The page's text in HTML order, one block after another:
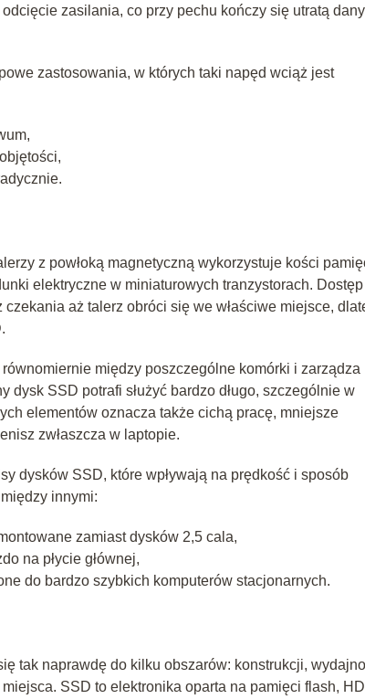
zasilania, co przy pechu kończy się utratą
zastosowania, w których taki napęd wciąż jest
z powłoką magnetyczną wykorzystuje kości
elektryczne w miniaturowych tranzystorach.
aż talerz obróci się we właściwe miejsce,
między poszczególne komórki i zarządza
dysk SSD potrafi służyć bardzo długo, szczególnie w
elementów oznacza także cichą pracę, mniejsze
zwłaszcza w laptopie.
dysków SSD, które wpływają na prędkość i sposób
innymi:
zamiast dysków 2,5 cala,
na płycie głównej,
do bardzo szybkich komputerów stacjonarnych.
tak naprawdę do kilku obszarów: konstrukcji,
SSD to elektronika oparta na pamięci flash,